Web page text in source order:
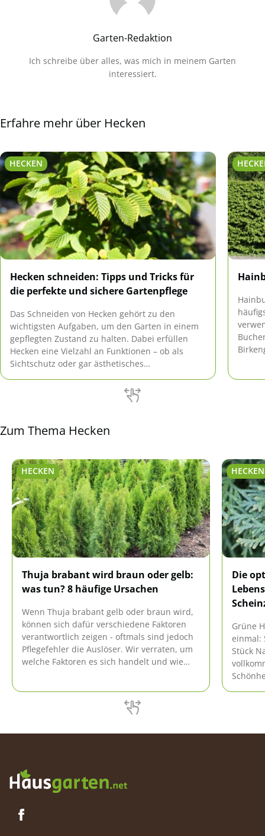
Garten-Redaktion
Ich schreibe über alles, was mich in meinem Garten
interessiert.
Erfahre mehr über Hecken
HECKEN
Hecken schneiden: Tipps und Tricks für
die perfekte und sichere Gartenpflege
Das Schneiden von Hecken gehört zu den
wichtigsten Aufgaben, um den Garten in einem
gepflegten Zustand zu halten. Dabei erfüllen
Hecken eine Vielzahl an Funktionen – ob als
Sichtschutz oder gar ästhetisches
Zeitpunkt zum Schneiden? Welche Werkzeuge
eignen sich am besten und wie lassen sich auch
Zum Thema Hecken
HECKEN
Thuja brabant wird braun oder gelb:
was tun? 8 häufige Ursachen
Wenn Thuja brabant gelb oder braun wird,
können sich dafür verschiedene Faktoren
verantwortlich zeigen - oftmals sind jedoch
Pflegefehler die Auslöser. Wir verraten, um
welche Faktoren es sich handelt und wie
HECKEN
Die
Grüne
einmal:
Stück